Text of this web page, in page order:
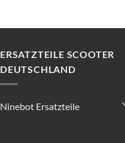
ERSATZTEILE SCOOTER
DEUTSCHLAND
Ninebot Ersatzteile